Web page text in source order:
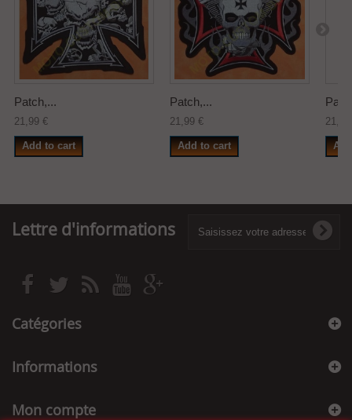
Patch,...
21,99 €
Add to cart
Patch,...
21,99 €
Add to cart
Lettre d'informations
Catégories
Informations
Mon compte